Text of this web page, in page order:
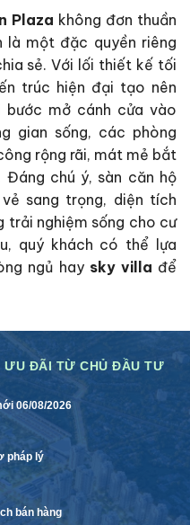
Plaza không đơn thuần
một đặc quyền riêng
sẻ. Với lối thiết kế tối
trúc hiện đại tạo nên
bước mở cánh cửa vào
gian sống, các phòng
rộng rãi, mát mẻ bắt
chú ý, sàn căn hộ
sang trọng, diện tích
trải nghiệm sống cho cư
quý khách có thể lựa
ngủ hay sky villa để
ƯU ĐÃI TỪ CHỦ ĐẦU TƯ
06/08/2026
pháp lý
bán hàng